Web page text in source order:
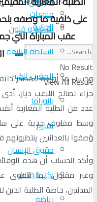
منوعات
ثقافة و فنون
No Result
View All Result
الجالية
السلطة الرابعة
المغرب الكبير
بانوراما
تقارير
حقوق الإنسان
ركن الطالب
رياضة
على خلفية ما وصفه
عقب المباراة التي
وحسب ما أورده المصدر
جزاء لصالح اللاعب دياز،
عدد من الطلبة المغاربة
وسط مخاوف جدية على
وُصفوا بالعدائيين
وأكد الحساب أن هذه
وغير مقبول، لما تنطوي
المدنيين، خاصة الطلبة الذين